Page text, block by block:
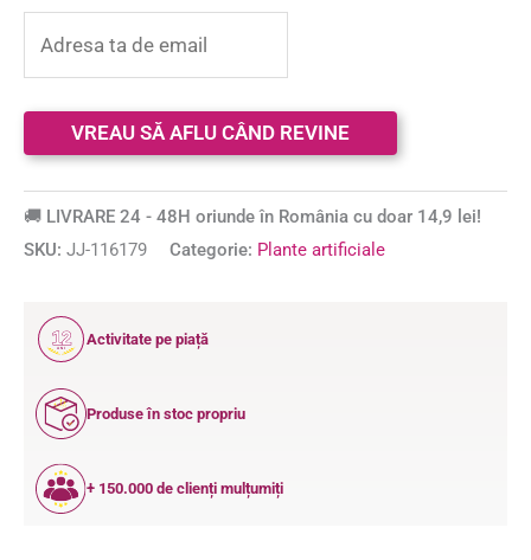
🚚 LIVRARE 24 - 48H oriunde în România cu doar 14,9 lei!
SKU: JJ-116179 Categorie: Plante artificiale
12
ANI
Activitate pe piață
Produse în stoc propriu
+ 150.000 de clienți mulțumiți